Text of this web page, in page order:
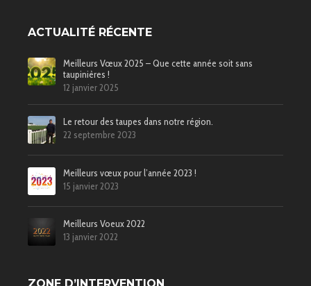
ACTUALITÉ RÉCENTE
Meilleurs Vœux 2025 – Que cette année soit sans
taupinières !
12 janvier 2025
Le retour des taupes dans notre région.
22 septembre 2023
Meilleurs vœux pour l’année 2023 !
15 janvier 2023
Meilleurs Voeux 2022
13 janvier 2022